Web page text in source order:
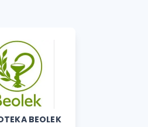
BEOLEK